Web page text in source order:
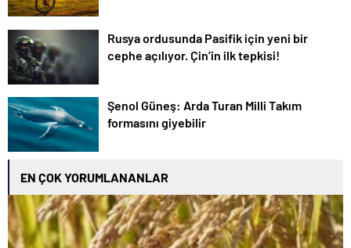
Rusya ordusunda Pasifik için yeni bir
cephe açılıyor. Çin’in ilk tepkisi!
Şenol Güneş: Arda Turan Milli Takım
formasını giyebilir
EN ÇOK YORUMLANANLAR